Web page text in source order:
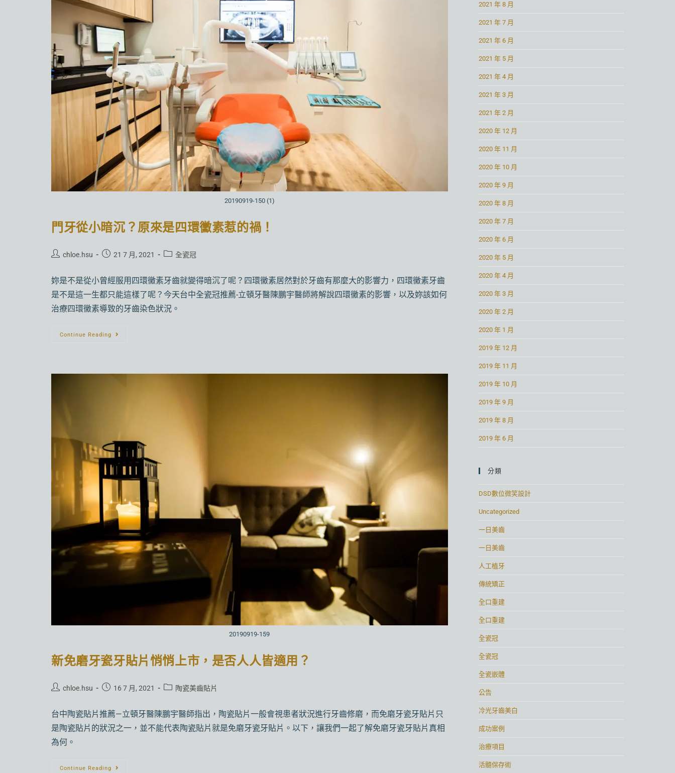
20190919-150 (1)
門牙從小暗沉？原來是四環黴素惹的禍！
chloe.hsu 21 7 月, 2021 全瓷冠
妳是不是從小曾經服用四環黴素牙齒就變得暗沉了呢？四環黴素居然對於牙齒有那麼大的影響力，四環黴素牙齒
是不是這一生都只能這樣了呢？今天台中全瓷冠推薦-立頓牙醫陳鵬宇醫師將解說四環黴素的影響，以及妳該如何
治療四環黴素導致的牙齒染色狀況。
Continue Reading
20190919-159
新免磨牙瓷牙貼片悄悄上市，是否人人皆適用？
chloe.hsu 16 7 月, 2021 陶瓷美齒貼片
台中陶瓷貼片推薦—立頓牙醫陳鵬宇醫師指出，陶瓷貼片一般會視患者狀況進行牙齒修磨，而免磨牙瓷牙貼片只
是陶瓷貼片的狀況之一，並不能代表陶瓷貼片就是免磨牙瓷牙貼片。以下，讓我們一起了解免磨牙瓷牙貼片真相
為何。
Continue Reading
2021 年 8 月
2021 年 7 月
2021 年 6 月
2021 年 5 月
2021 年 4 月
2021 年 3 月
2021 年 2 月
2020 年 12 月
2020 年 11 月
2020 年 10 月
2020 年 9 月
2020 年 8 月
2020 年 7 月
2020 年 6 月
2020 年 5 月
2020 年 4 月
2020 年 3 月
2020 年 2 月
2020 年 1 月
2019 年 12 月
2019 年 11 月
2019 年 10 月
2019 年 9 月
2019 年 8 月
2019 年 6 月
分類
DSD數位微笑設計
Uncategorized
一日美齒
一日美齒
人工植牙
傳統矯正
全口重建
全口重建
全瓷冠
全瓷冠
全瓷嵌體
公告
冷光牙齒美白
成功案例
治療項目
活髓保存術